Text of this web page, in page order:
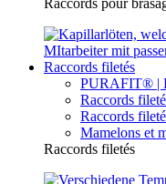
Raccords pour
Raccords filetés
PURAFIT® |
Raccords
Raccords
Mamelons et
Raccords filetés